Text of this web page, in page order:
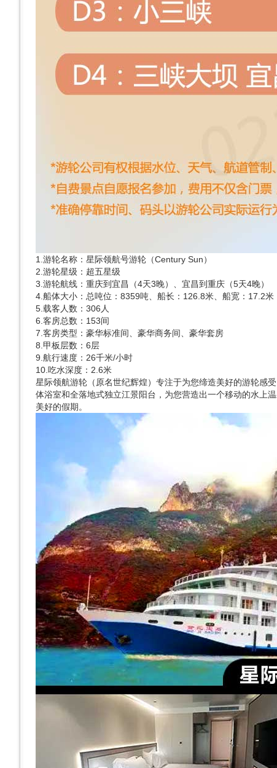
1.游轮名称：星际领航号游轮（Century Sun）
2.游轮星级：超五星级
3.游轮航线：重庆到宜昌（4天3晚）、宜昌到重庆（5天4晚）
4.船体大小：总吨位：8359吨、船长：126.8米、船宽：17.2米
5.载客人数：306人
6.客房总数：153间
7.客房类型：豪华标准间、豪华商务间、豪华套房
8.甲板层数：6层
9.航行速度：26千米/小时
10.吃水深度：2.6米
星际领航游轮（原名世纪辉煌）专注于为您缔造美好的游轮感
体浴室和全落地式独立江景阳台，为您营造出一个移动的水上
美好的假期。